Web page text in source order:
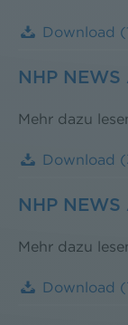
Download
NHP
Mehr dazu
Download
NHP
Mehr dazu
Download